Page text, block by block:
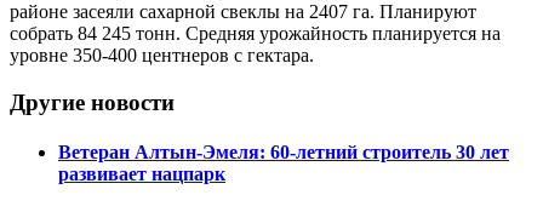
районе засеяли сахарной свеклы на 2407 га. Планируют
собрать 84 245 тонн. Средняя урожайность планируется на
уровне 350-400 центнеров с гектара.
Другие новости
Ветеран Алтын-Эмеля: 60-летний строитель 30 лет
развивает нацпарк